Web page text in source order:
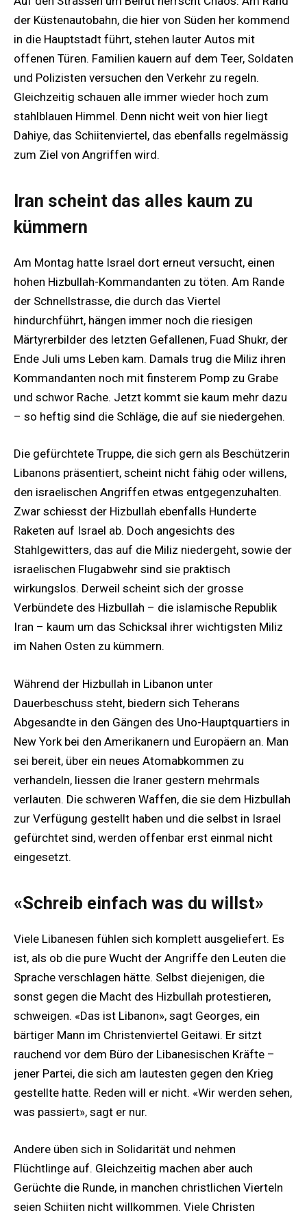
der Küstenautobahn, die hier von Süden her kommend
in die Hauptstadt führt, stehen lauter Autos mit
offenen Türen. Familien kauern auf dem Teer, Soldaten
und Polizisten versuchen den Verkehr zu regeln.
Gleichzeitig schauen alle immer wieder hoch zum
stahlblauen Himmel. Denn nicht weit von hier liegt
Dahiye, das Schiitenviertel, das ebenfalls regelmässig
zum Ziel von Angriffen wird.
Iran scheint das alles kaum zu
kümmern
Am Montag hatte Israel dort erneut versucht, einen
hohen Hizbullah-Kommandanten zu töten. Am Rande
der Schnellstrasse, die durch das Viertel
hindurchführt, hängen immer noch die riesigen
Märtyrerbilder des letzten Gefallenen, Fuad Shukr, der
Ende Juli ums Leben kam. Damals trug die Miliz ihren
Kommandanten noch mit finsterem Pomp zu Grabe
und schwor Rache. Jetzt kommt sie kaum mehr dazu
– so heftig sind die Schläge, die auf sie niedergehen.
Die gefürchtete Truppe, die sich gern als Beschützerin
Libanons präsentiert, scheint nicht fähig oder willens,
den israelischen Angriffen etwas entgegenzuhalten.
Zwar schiesst der Hizbullah ebenfalls Hunderte
Raketen auf Israel ab. Doch angesichts des
Stahlgewitters, das auf die Miliz niedergeht, sowie der
israelischen Flugabwehr sind sie praktisch
wirkungslos. Derweil scheint sich der grosse
Verbündete des Hizbullah – die islamische Republik
Iran – kaum um das Schicksal ihrer wichtigsten Miliz
im Nahen Osten zu kümmern.
Während der Hizbullah in Libanon unter
Dauerbeschuss steht, biedern sich Teherans
Abgesandte in den Gängen des Uno-Hauptquartiers in
New York bei den Amerikanern und Europäern an. Man
sei bereit, über ein neues Atomabkommen zu
verhandeln, liessen die Iraner gestern mehrmals
verlauten. Die schweren Waffen, die sie dem Hizbullah
zur Verfügung gestellt haben und die selbst in Israel
gefürchtet sind, werden offenbar erst einmal nicht
eingesetzt.
«Schreib einfach was du willst»
Viele Libanesen fühlen sich komplett ausgeliefert. Es
ist, als ob die pure Wucht der Angriffe den Leuten die
Sprache verschlagen hätte. Selbst diejenigen, die
sonst gegen die Macht des Hizbullah protestieren,
schweigen. «Das ist Libanon», sagt Georges, ein
bärtiger Mann im Christenviertel Geitawi. Er sitzt
rauchend vor dem Büro der Libanesischen Kräfte –
jener Partei, die sich am lautesten gegen den Krieg
gestellte hatte. Reden will er nicht. «Wir werden sehen,
was passiert», sagt er nur.
Andere üben sich in Solidarität und nehmen
Flüchtlinge auf. Gleichzeitig machen aber auch
Gerüchte die Runde, in manchen christlichen Vierteln
seien Schiiten nicht willkommen. Viele Christen